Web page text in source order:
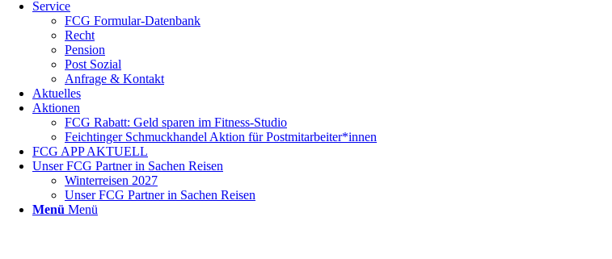
Service
FCG Formular-Datenbank
Recht
Pension
Post Sozial
Anfrage & Kontakt
Aktuelles
Aktionen
FCG Rabatt: Geld sparen im Fitness-Studio
Feichtinger Schmuckhandel Aktion für Postmitarbeiter*innen
FCG APP AKTUELL
Unser FCG Partner in Sachen Reisen
Winterreisen 2027
Unser FCG Partner in Sachen Reisen
Menü Menü